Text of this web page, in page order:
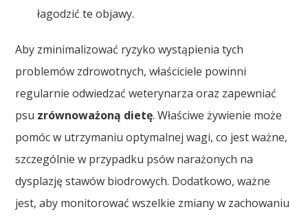
łagodzić te objawy.
Aby zminimalizować ryzyko wystąpienia tych
problemów zdrowotnych, właściciele powinni
regularnie odwiedzać weterynarza oraz zapewniać
psu zrównoważoną dietę. Właściwe żywienie może
pomóc w utrzymaniu optymalnej wagi, co jest ważne,
szczególnie w przypadku psów narażonych na
dysplazję stawów biodrowych. Dodatkowo, ważne
jest, aby monitorować wszelkie zmiany w zachowaniu